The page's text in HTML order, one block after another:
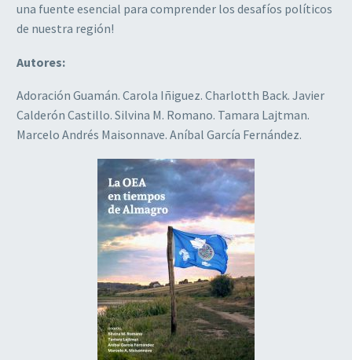
una fuente esencial para comprender los desafíos políticos
de nuestra región!
Autores:
Adoración Guamán. Carola Iñiguez. Charlotth Back. Javier
Calderón Castillo. Silvina M. Romano. Tamara Lajtman.
Marcelo Andrés Maisonnave. Aníbal García Fernández.